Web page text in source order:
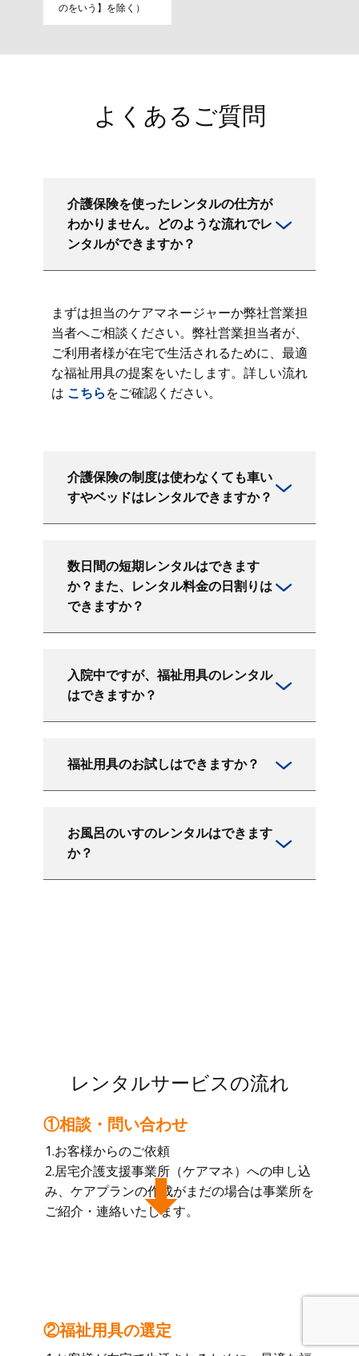
のをいう】を除く）
よくあるご質問
介護保険を使ったレンタルの仕方が
わかりません。どのような流れでレ
ンタルができますか？
まずは担当のケアマネージャーか弊社営業担
当者へご相談ください。弊社営業担当者が、
ご利用者様が在宅で生活されるために、最適
な福祉用具の提案をいたします。詳しい流れ
は こちらをご確認ください。
介護保険の制度は使わなくても車い
すやベッドはレンタルできますか？
数日間の短期レンタルはできます
か？また、レンタル料金の日割りは
できますか？
入院中ですが、福祉用具のレンタル
はできますか？
福祉用具のお試しはできますか？
お風呂のいすのレンタルはできます
か？
レンタルサービスの流れ
1.お客様からのご依頼
2.居宅介護支援事業所（ケアマネ）への申し込
み、ケアプランの作成がまだの場合は事業所を
ご紹介・連絡いたします。
①相談・問い合わせ
②福祉用具の選定